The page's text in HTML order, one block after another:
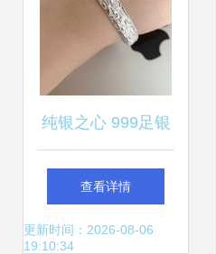
纯银之心 999足银
龙凤手镯的浪漫与
传承
查看详情
更新时间：2026-08-06
19:10:34